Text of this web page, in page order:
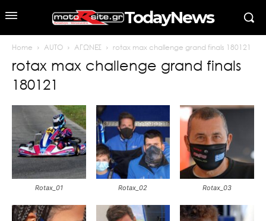
TodayNews
Home AUTO ΑΓΩΝΕΣ rotax max challenge grand finals 180121
rotax max challenge grand finals
180121
Rotax_01 Rotax_02 Rotax_03